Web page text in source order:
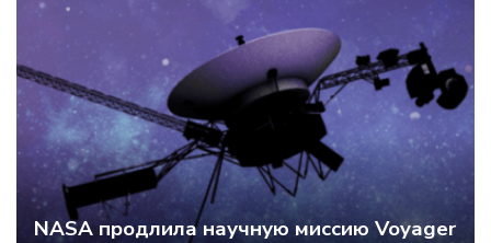
NASA продлила научную миссию Voyager